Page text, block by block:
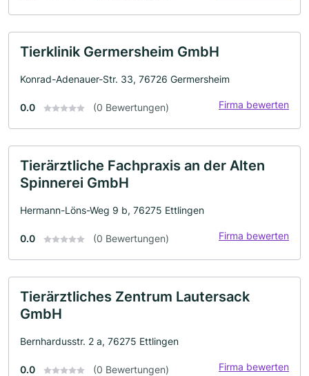
Tierklinik Germersheim GmbH
Konrad-Adenauer-Str. 33, 76726 Germersheim
0.0 (0 Bewertungen) Firma bewerten
Tierärztliche Fachpraxis an der Alten
Spinnerei GmbH
Hermann-Löns-Weg 9 b, 76275 Ettlingen
0.0 (0 Bewertungen) Firma bewerten
Tierärztliches Zentrum Lautersack
GmbH
Bernhardusstr. 2 a, 76275 Ettlingen
0.0 (0 Bewertungen) Firma bewerten